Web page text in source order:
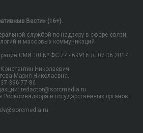
Вести» (16+).
службой по надзору в сфере связи,
и массовых коммуникаций
СМИ ЭЛ № ФС 77 - 69916 от 07.06.2017
Николаевич.
Мария Николаевна.
396-77-86
redactor@sorcmedia.ru
и государственных органов: